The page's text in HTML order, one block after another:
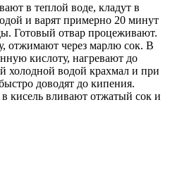
в теплой воде, кладут в
и варят примерно 20 минут
Готовый отвар процеживают.
отжимают через марлю сок. В
кислоту, нагревают до
холодной водой крахмал и при
доводят до кипения.
кисель вливают отжатый сок и